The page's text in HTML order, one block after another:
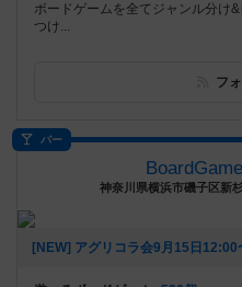
ボードゲームを全てジャンル分け
つけ...
フ
バー
神奈川県横浜市磯子区新
[NEW] アグリコラ会9月15日12:00